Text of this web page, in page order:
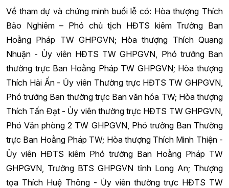
Về tham dự và chứng minh buổi lễ có: Hòa thượng Thích
Bảo Nghiêm – Phó chủ tịch HĐTS kiêm Trưởng Ban
Hoằng Pháp TW GHPGVN; Hòa thượng Thích Quang
Nhuận - Ủy viên HĐTS TW GHPGVN, Phó trưởng Ban
thường trực Ban Hoằng Pháp TW GHPGVN; Hòa thượng
Thích Hải Ấn - Ủy viên Thường trực HĐTS TW GHPGVN,
Phó trưởng Ban thường trực Ban văn hóa TW; Hòa thượng
Thích Tấn Đạt - Ủy viên thường trực HĐTS TW GHPGVN,
Phó Văn phòng 2 TW GHPGVN, Phó trưởng Ban Thường
trực Ban Hoằng Pháp TW; Hòa thượng Thích Minh Thiện -
Ủy viên HĐTS kiêm Phó trưởng Ban Hoằng Pháp TW
GHPGVN, Trưởng BTS GHPGVN tỉnh Long An; Thượng
tọa Thích Huệ Thông - Ủy viên thường trực HĐTS TW